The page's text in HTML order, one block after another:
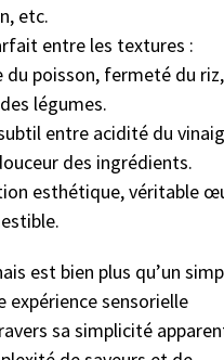
etc.
entre les textures :
du poisson, fermeté du riz,
légumes.
entre acidité du
des ingrédients.
esthétique, véritable
est bien plus qu’un
expérience sensorielle
sa simplicité